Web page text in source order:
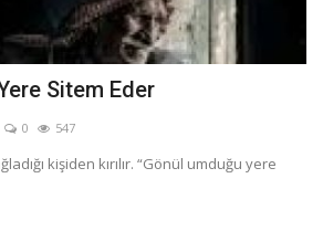
Sitem Eder
0 547
kişiden kırılır. “Gönül umduğu yere